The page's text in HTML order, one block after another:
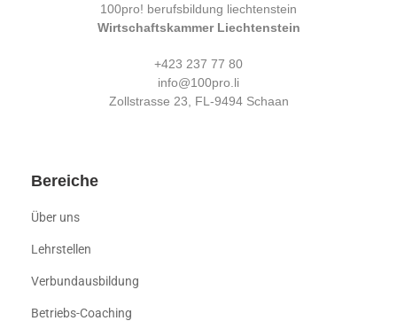
100pro! berufsbildung liechtenstein
Wirtschaftskammer Liechtenstein
+423 237 77 80
info@100pro.li
Zollstrasse 23, FL-9494 Schaan
Bereiche
Über uns
Lehrstellen
Verbundausbildung
Betriebs-Coaching